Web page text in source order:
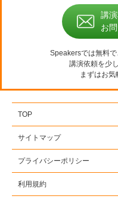
講
お
Speakersでは無料で
講演依頼を少
まずはお気
TOP
サイトマップ
プライバシーポリシー
利用規約